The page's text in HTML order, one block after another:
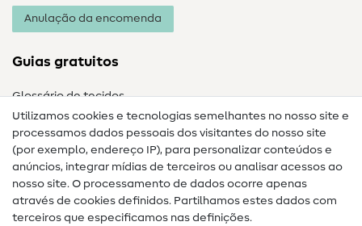
Anulação da encomenda
Guias gratuitos
Glossário de tecidos
Guias de costura
Ajuda e contacto
Contacto
Utilizamos cookies e tecnologias semelhantes no nosso site e
processamos dados pessoais dos visitantes do nosso site
(por exemplo, endereço IP), para personalizar conteúdos e
anúncios, integrar mídias de terceiros ou analisar acessos ao
nosso site. O processamento de dados ocorre apenas
através de cookies definidos. Partilhamos estes dados com
terceiros que especificamos nas definições.